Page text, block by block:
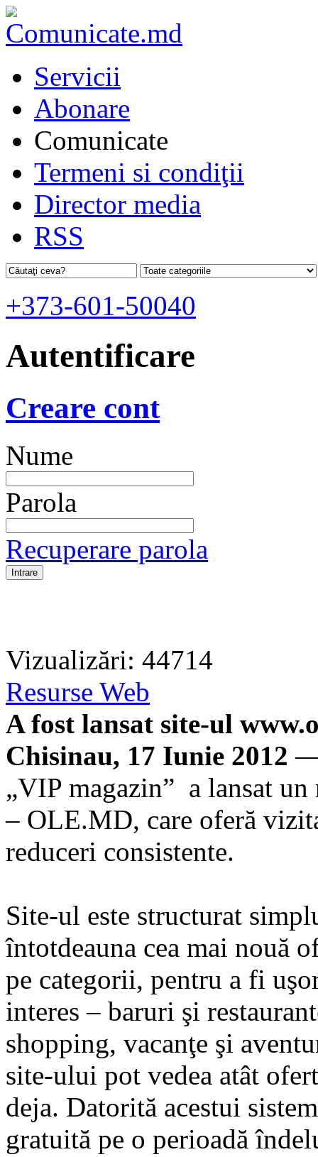
Servicii
Abonare
Comunicate
Termeni si condiţii
Director media
RSS
+373-601-50040
Autentificare
Creare cont
Nume
Parola
Recuperare parola
Vizualizări: 44714
Resurse Web
A fost lansat site-ul
Chisinau, 17 Iunie 2012 —
„VIP magazin” a lansat
– OLE.MD, care oferă
reduceri consistente.
Site-ul este structurat
întotdeauna cea mai nouă
pe categorii, pentru a fi
interes – baruri şi
shopping, vacanţe şi
site-ului pot vedea atât
deja. Datorită acestui
gratuită pe o perioadă